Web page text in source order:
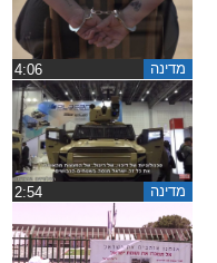
מדינה
מדינה